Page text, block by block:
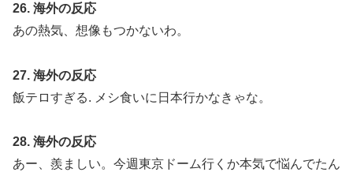
26. 海外の反応
あの熱気、想像もつかないわ。
27. 海外の反応
飯テロすぎる. メシ食いに日本行かなきゃな。
28. 海外の反応
あー、羨ましい。今週東京ドーム行くか本気で悩んでたん